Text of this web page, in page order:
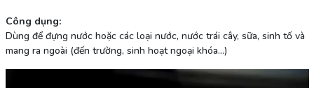
Công dụng:
Dùng để đựng nước hoặc các loại nước, nước trái cây, sữa, sinh tố và
mang ra ngoài (đến trường, sinh hoạt ngoại khóa...)